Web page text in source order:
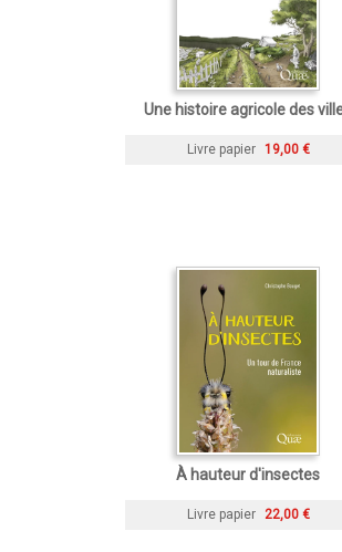
Une histoire agricole des
Livre papier 19,00 €
À hauteur d'insectes
Livre papier 22,00 €